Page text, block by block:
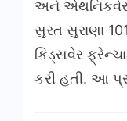
અને
સુરત સુરાણા
કિડ્સવેર
કરી હતી. આ